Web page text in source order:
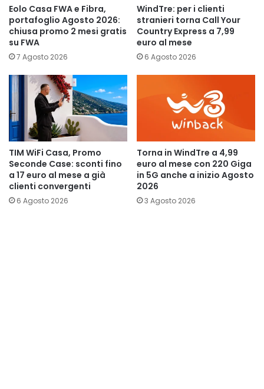
Eolo Casa FWA e Fibra,
portafoglio Agosto 2026:
chiusa promo 2 mesi gratis
su FWA
7 Agosto 2026
WindTre: per i clienti
stranieri torna Call Your
Country Express a 7,99
euro al mese
6 Agosto 2026
TIM WiFi Casa, Promo
Seconde Case: sconti fino
a 17 euro al mese a già
clienti convergenti
6 Agosto 2026
Torna in WindTre a 4,99
euro al mese con 220 Giga
in 5G anche a inizio Agosto
2026
3 Agosto 2026